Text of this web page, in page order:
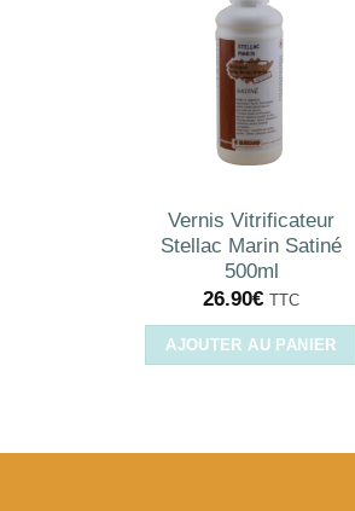
Vernis Vitrificateur
Stellac Marin Satiné
500ml
26.90€ TTC
AJOUTER AU PANIER